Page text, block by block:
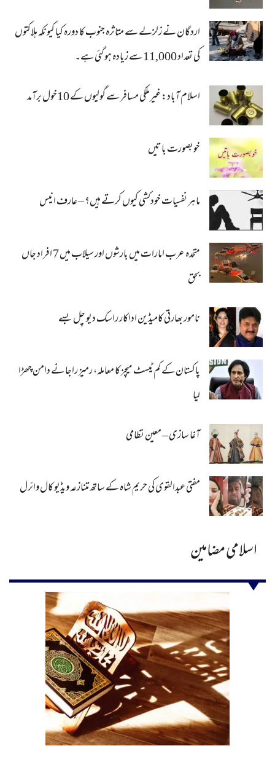
اردگان نے زلزلے سے متاثرہ جنوب کا دورہ کیا کیونکہ ہلاکتوں
کی تعداد 11,000 سے زیادہ ہو گئی ہے۔
اسلام آباد: غیرملکی مسافر سے گولیوں کے 10خول برآمد
خوبصورت باتیں
ماہر نفسیات خودکشی کیوں کرتے ہیں؟ – عارف انیس
متحدہ عرب امارات میں بارشوں اور سیلاب میں 7 افراد جاں
بحق
نامور بھارتی کامیڈین اداکار راسک دیو چل بسے
پاکستان کے کم ٹیسٹ میچز کا معاملہ، رمیز راجا نے دامن چھڑا
لیا
آغا سازی – معین نظامی
مفتی عبدالقوی کی حریم شاہ کے ساتھ متنازعہ ویڈیو کال وائرل
اسلامی مضامین